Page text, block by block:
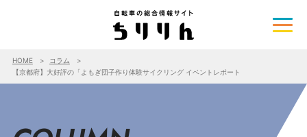
HOME
コラム
【京都府】大好評の「よもぎ団子作り体験サイクリング イベントレポート